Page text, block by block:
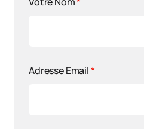
Adresse Email*